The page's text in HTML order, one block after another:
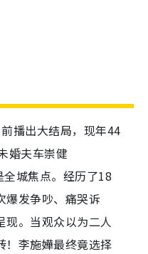
播出大结局，现年44
婚夫车崇健
全城焦点。经历了18
爆发争吵、痛哭诉
现。当观众以为二人
！李施嬅最终竟选择